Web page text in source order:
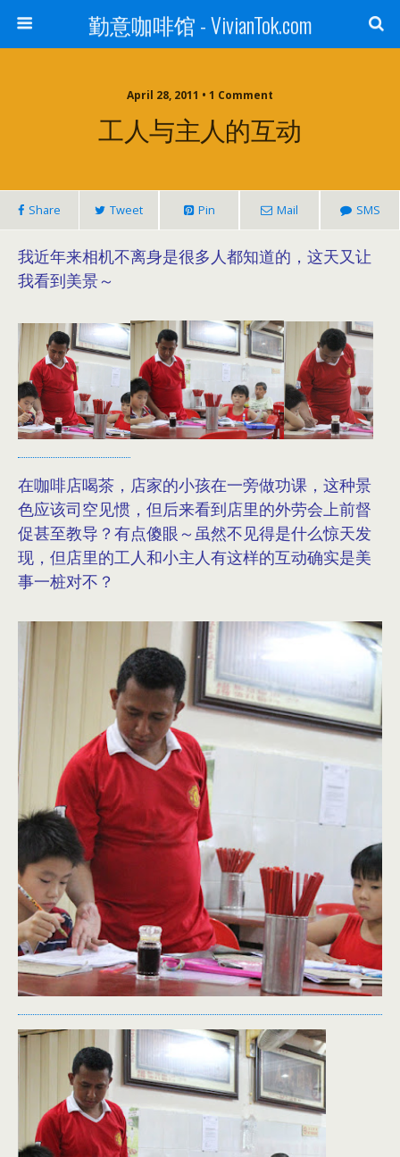
勤意咖啡馆 - VivianTok.com
April 28, 2011 • 1 Comment
工人与主人的互动
Share Tweet Pin Mail SMS
我近年来相机不离身是很多人都知道的，这天又让
我看到美景～
在咖啡店喝茶，店家的小孩在一旁做功课，这种景
色应该司空见惯，但后来看到店里的外劳会上前督
促甚至教导？有点傻眼～虽然不见得是什么惊天发
现，但店里的工人和小主人有这样的互动确实是美
事一桩对不？